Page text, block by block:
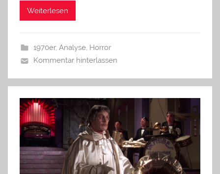
Weiterlesen
1970er, Analyse, Horror
Kommentar hinterlassen